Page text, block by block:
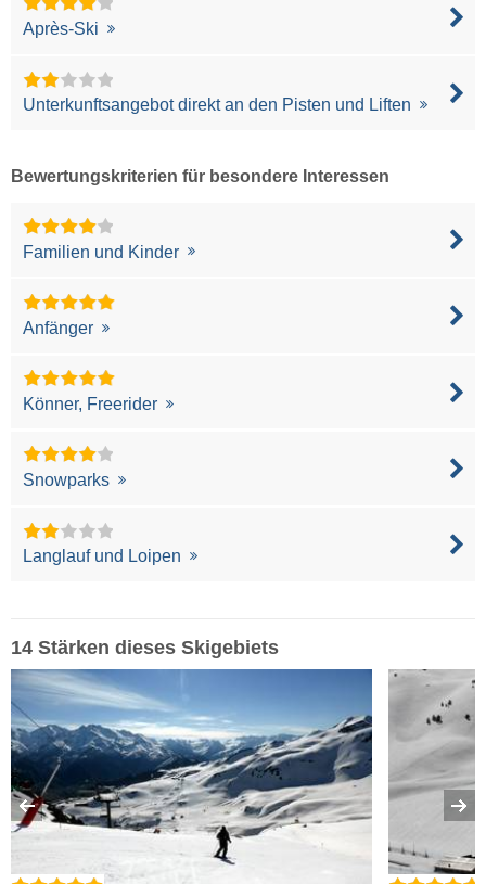
Après-Ski
Unterkunftsangebot direkt an den Pisten und Liften
Bewertungskriterien für besondere Interessen
Familien und Kinder
Anfänger
Könner, Freerider
Snowparks
Langlauf und Loipen
14 Stärken dieses Skigebiets